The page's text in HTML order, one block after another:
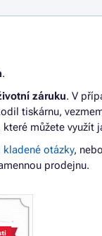
.
záruku. V
tiskárnu,
které můžete využít
kladené otázky,
prodejnu.